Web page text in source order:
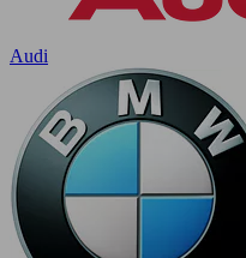
Audi